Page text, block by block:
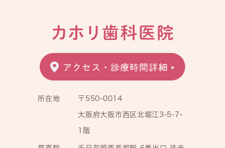
所在地 〒550-0014
大阪府大阪市西区北堀江3-5-7-
1階